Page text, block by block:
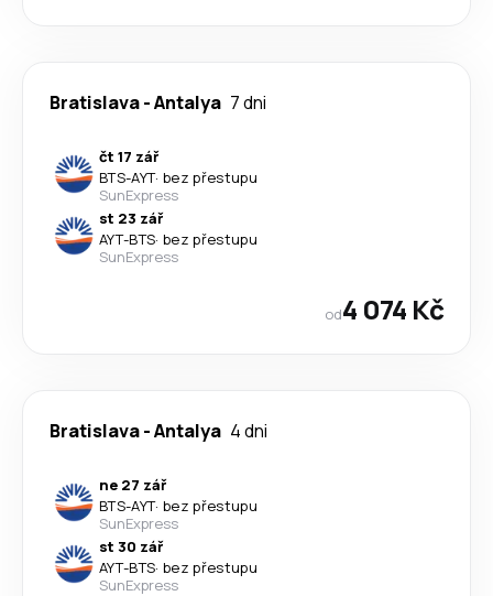
Bratislava-Antalya 7 dni
čt 17 zář
BTS-AYT· bez přestupu
SunExpress
st 23 zář
AYT-BTS· bez přestupu
SunExpress
od4 074 Kč
Bratislava-Antalya 4 dni
ne 27 zář
BTS-AYT· bez přestupu
SunExpress
st 30 zář
AYT-BTS· bez přestupu
SunExpress